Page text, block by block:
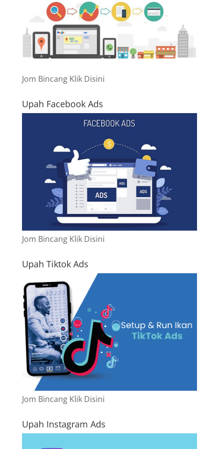
Jom Bincang Klik Disini
Upah Facebook Ads
Jom Bincang Klik Disini
Upah Tiktok Ads
Jom Bincang Klik Disini
Upah Instagram Ads